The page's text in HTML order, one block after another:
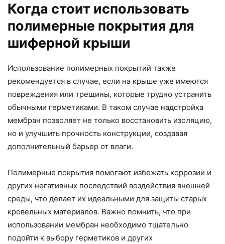
Когда стоит использовать
полимерные покрытия для
шиферной крыши
Использование полимерных покрытий также
рекомендуется в случае, если на крыше уже имеются
повреждения или трещины, которые трудно устранить
обычными герметиками. В таком случае надстройка
мембран позволяет не только восстановить изоляцию,
но и улучшить прочность конструкции, создавая
дополнительный барьер от влаги.
Полимерные покрытия помогают избежать коррозии и
других негативных последствий воздействия внешней
среды, что делает их идеальными для защиты старых
кровельных материалов. Важно помнить, что при
использовании мембран необходимо тщательно
подойти к выбору герметиков и других